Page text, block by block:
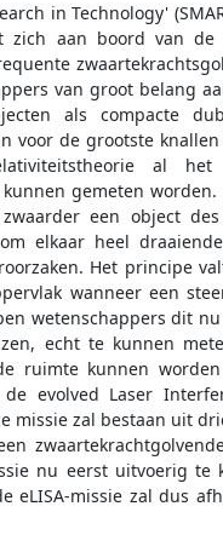
in Technology'
zich aan boord van
van groot belang
als compacte
voor de grootste
al het
gemeten worden.
een object
elkaar heel
Het principe
wanneer een
wetenschappers dit
echt te kunnen
ruimte kunnen worden
evolved Laser
missie zal bestaan uit
nu eerst uitvoerig te
eLISA-missie zal dus